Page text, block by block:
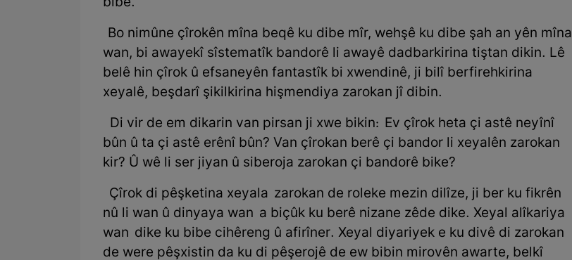
Bo nimûne çîrokên mîna beqê ku dibe mîr, wehşê ku dibe şah an yên mîna
wan, bi awayekî sîstematîk bandorê li awayê dadbarkirina tiştan dikin. Lê
belê hin çîrok û efsaneyên fantastîk bi xwendinê, ji bilî berfirehkirina
xeyalê, beşdarî şikilkirina hişmendiya zarokan jî dibin.
Di vir de em dikarin van pirsan ji xwe bikin: Ev çîrok heta çi astê neyînî
bûn û ta çi astê erênî bûn? Van çîrokan berê çi bandor li xeyalên zarokan
kir? Û wê li ser jiyan û siberoja zarokan çi bandorê bike?
Çîrok di pêşketina xeyala zarokan de roleke mezin dilîze, ji ber ku fikrên
nû li wan û dinyaya wan a biçûk ku berê nizane zêde dike. Xeyal alîkariya
wan dike ku bibe cihêreng û afirîner. Xeyal diyariyek e ku divê di zarokan
de were pêşxistin da ku di pêşerojê de ew bibin mirovên awarte, belkî